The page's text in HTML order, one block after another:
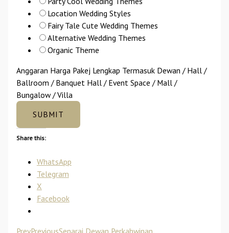
Location Wedding Styles
Fairy Tale Cute Wedding Themes
Alternative Wedding Themes
Organic Theme
Anggaran Harga Pakej Lengkap Termasuk Dewan / Hall /
Ballroom / Banquet Hall / Event Space / Mall /
Bungalow / Villa
SUBMIT
Share this:
WhatsApp
Telegram
X
Facebook
PrevPreviousSenarai Dewan Perkahwinan